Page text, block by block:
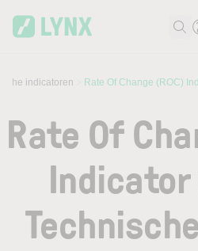
indicatoren Rate Of Change (ROC)
Rate Of